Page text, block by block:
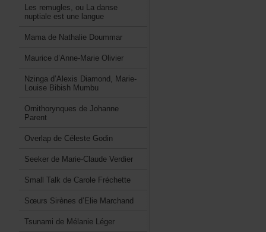
Lesremugles,ouLadanse
nuptialeestunelangue
MamadeNathalieDoummar
Mauriced’Anne-MarieOlivier
Nzingad’AlexisDiamond,Marie-
LouiseBibishMumbu
OrnithorynquesdeJohanne
Parent
OverlapdeCélesteGodin
SeekerdeMarie-ClaudeVerdier
SmallTalkdeCaroleFréchette
SœursSirènesd’ElieMarchand
TsunamideMélanieLéger